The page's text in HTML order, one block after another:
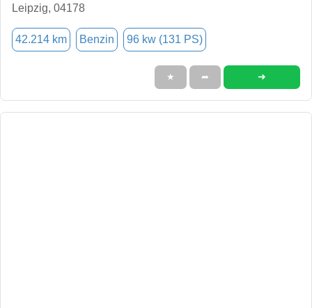
Leipzig, 04178
42.214 km Benzin 96 kw (131 PS)
★ ➦ ➜